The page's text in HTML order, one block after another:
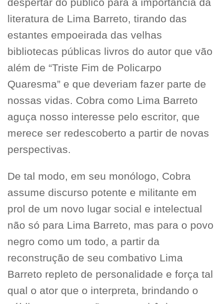
despertar do público para a importância da
literatura de Lima Barreto, tirando das
estantes empoeirada das velhas
bibliotecas públicas livros do autor que vão
além de “Triste Fim de Policarpo
Quaresma” e que deveriam fazer parte de
nossas vidas. Cobra como Lima Barreto
aguça nosso interesse pelo escritor, que
merece ser redescoberto a partir de novas
perspectivas.
De tal modo, em seu monólogo, Cobra
assume discurso potente e militante em
prol de um novo lugar social e intelectual
não só para Lima Barreto, mas para o povo
negro como um todo, a partir da
reconstrução de seu combativo Lima
Barreto repleto de personalidade e força tal
qual o ator que o interpreta, brindando o